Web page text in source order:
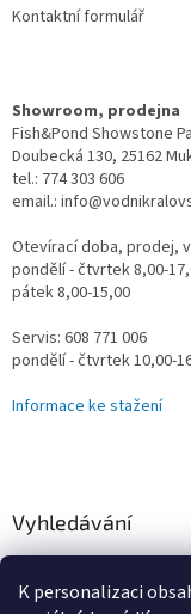
K personalizaci
Kontaktní formulář
Showroom, prodejna
Fish&Pond Showstone
Doubecká 130, 25162
tel.: 774 303 606
email.:
Otevírací doba, prodej,
pondělí - čtvrtek 8,00-
pátek 8,00-15,00
Servis: 608 771 006
pondělí - čtvrtek 10,00-
Informace ke stažení
Vyhledávání